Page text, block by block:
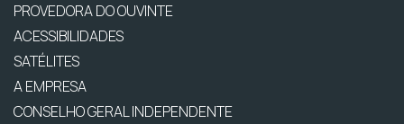
PROVEDORA DO OUVINTE
ACESSIBILIDADES
SATÉLITES
A EMPRESA
CONSELHO GERAL INDEPENDENTE